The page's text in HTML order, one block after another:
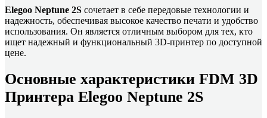
Elegoo Neptune 2S сочетает в себе передовые технологии и
надежность, обеспечивая высокое качество печати и удобство
использования. Он является отличным выбором для тех, кто
ищет надежный и функциональный 3D-принтер по доступной
цене.
Основные характеристики FDM 3D
Принтера Elegoo Neptune 2S